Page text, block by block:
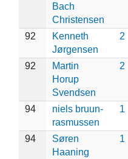
Bach
Christensen
92
Kenneth
Jørgensen
2
92
Martin
Horup
Svendsen
2
94
niels bruun-
rasmussen
1
94
Søren
Haaning
1